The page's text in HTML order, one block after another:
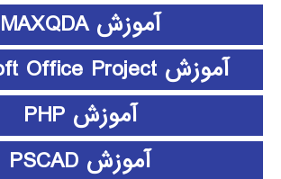
آموزش MAXQDA
آموزش Microsoft Office Project
آموزش PHP
آموزش PSCAD